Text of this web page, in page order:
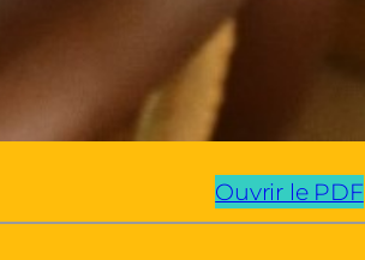
Ouvrir le PDF